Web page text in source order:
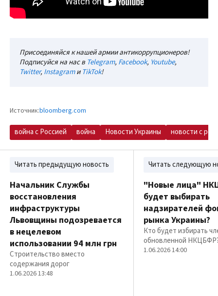
Присоединяйся к нашей армии антикоррупционеров!
Подписуйся на нас в Telegram, Facebook, Youtube,
Twitter, InstagramиTikTok!
Источник:bloomberg.com
война с Россией война Новости Украины новости с
Читать предыдущую новость
Начальник Службы
восстановления
инфраструктуры
Львовщины подозревается
в нецелевом
использовании 94 млн грн
Строительство вместо
содержания дорог
1.06.2026 13:48
Читать следующую
"Новые лица"
будет выбирать
надзирателей
рынка Украины?
Кто будет избирать
обновленной
1.06.2026 14:00